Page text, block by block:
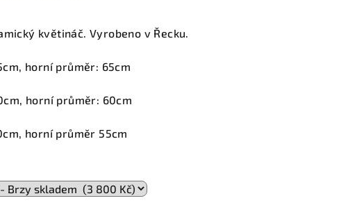
květináč. Vyrobeno v Řecku.
horní průměr: 65cm
horní průměr: 60cm
horní průměr 55cm